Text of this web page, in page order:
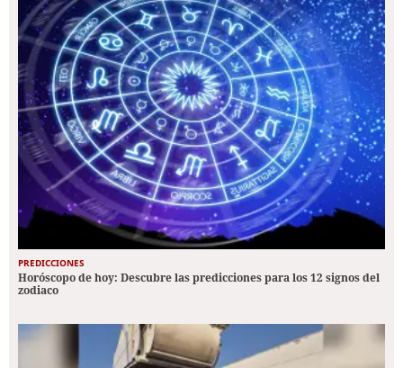
PREDICCIONES
Horóscopo de hoy: Descubre las predicciones para los 12 signos del
zodiaco